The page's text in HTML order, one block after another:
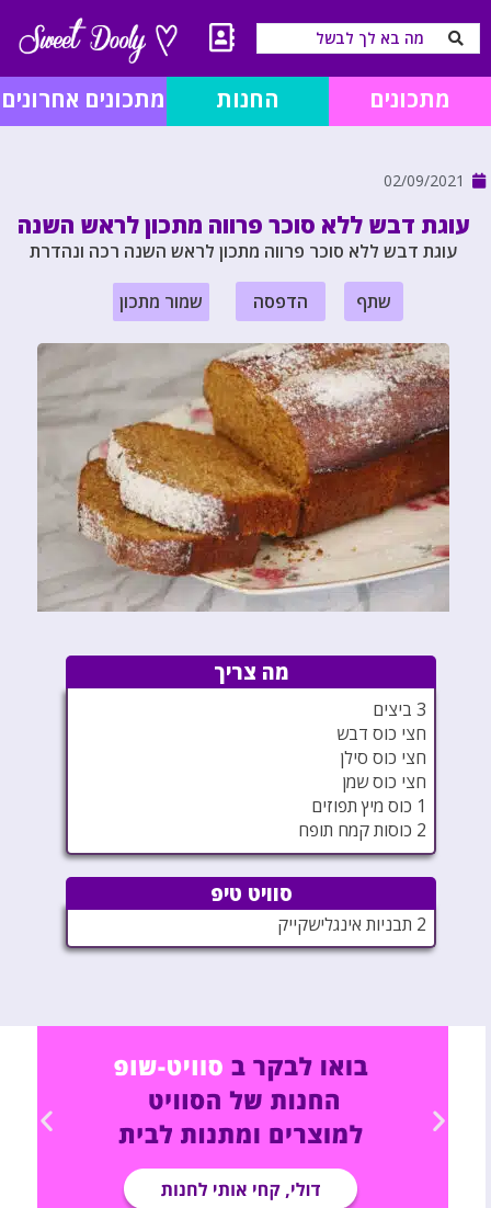
מתכונים החנות מתכונים אחרונים
02/09/2021
עוגת דבש ללא סוכר פרווה מתכון לראש השנה
עוגת דבש ללא סוכר פרווה מתכון לראש השנה רכה ונהדרת
שתף הדפסה שמור מתכון
מה צריך
3 ביצים
חצי כוס דבש
חצי כוס סילן
חצי כוס שמן
1 כוס מיץ תפוזים
2 כוסות קמח תופח
סוויט טיפ
2 תבניות אינגלישקייק